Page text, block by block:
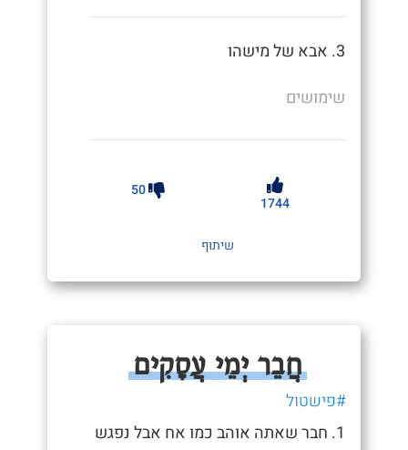
3. אבא של מישהו
שימושים
1744
50
שיתוף
חֲבֵר יְמֵי עֲסָקִים
#פישטול
1. חבר שאתה אוהב כמו אח אבל נפגש